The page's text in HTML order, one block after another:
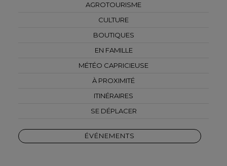
AGROTOURISME
CULTURE
BOUTIQUES
EN FAMILLE
MÉTÉO CAPRICIEUSE
À PROXIMITÉ
ITINÉRAIRES
SE DÉPLACER
ÉVÉNEMENTS